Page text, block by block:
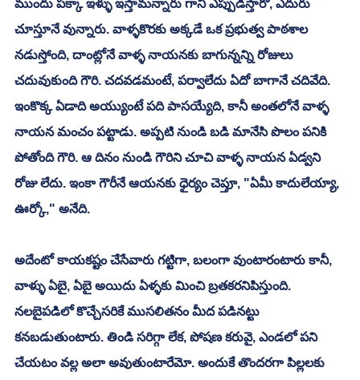
ముందు పక్కా ఇళ్ళు ఇస్తామన్నారు గానీ ఎప్పుడిస్తారో, ఎదురు
చూస్తూనే వున్నారు. వాళ్ళకొరకు అక్కడే ఒక ప్రభుత్వ పాఠశాల
నడుస్తోంది, దాంట్లోనే వాళ్ళ నాయనకు బాగున్నన్ని రోజులు
చదువుకుంది గౌరి. చదవడమంటే, పర్వాలేదు ఏదో బాగానే చదివేది.
ఇంకొక్క ఏడాది అయ్యుంటే పది పాసయ్యేది, కానీ అంతలోనే వాళ్ళ
నాయన మంచం పట్టాడు. అప్పటి నుండి బడి మానేసి పొలం పనికి
పోతోంది గౌరి. ఆ దినం నుండి గౌరిని చూచి వాళ్ళ నాయన ఏడ్వని
రోజు లేదు. ఇంకా గౌరీనే ఆయనకు ధైర్యం చెప్తూ, "ఏమీ కాదులేయ్యా,
ఊర్కో," అనేది.
అదేంటో కాయకష్టం చేసేవారు గట్టిగా, బలంగా వుంటారంటారు కానీ,
వాళ్ళు ఏబై, ఏబై అయిదు ఏళ్ళకు మించి బ్రతకరనిపిస్తుంది.
నలబైపడిలో కొచ్చేసరికే ముసలితనం మీద పడినట్టు
కనబడుతుంటారు. తిండి సరిగ్గా లేక, పోషణ కరువై, ఎండలో పని
చేయటం వల్ల అలా అవుతుంటారేమో. అందుకే తొందరగా పిల్లలకు